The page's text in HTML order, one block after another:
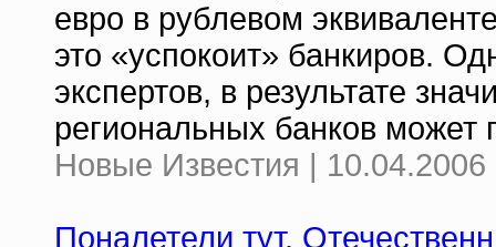
евро в рублевом
это «успокоит» банкиров.
экспертов, в результате
региональных банков может
Новые Известия | 10.04.2006
Поналетели тут.